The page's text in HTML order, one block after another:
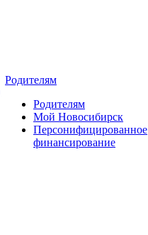
Родителям
Родителям
Мой Новосибирск
Персонифицированное
финансирование